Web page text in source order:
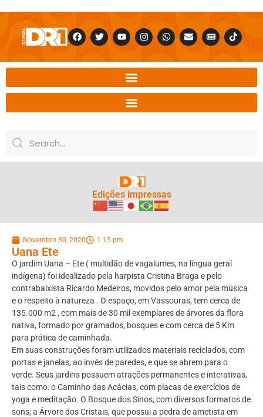
Edições impressas
Novembro 30, 2020 1:15 pm
Uana Ete
O jardim Uana – Ete ( multidão de vagalumes, na língua geral
indígena) foi idealizado pela harpista Cristina Braga e pelo
contrabaixista Ricardo Medeiros, movidos pelo amor pela música
e o respeito à natureza . O espaço, em Vassouras, tem cerca de
135.000 m2 , com mais de 30 mil exemplares de árvores da flora
nativa, formado por gramados, bosques e com cerca de 5 Km
para prática de caminhada.
Em suas construções foram utilizados materiais reciclados, com
portas e janelas, ao invés de paredes, e que se abrem para o
verde. Seus jardins possuem atrações permanentes e interativas,
tais como: o Caminho das Acácias, com placas de exercícios de
yoga e meditação. O Bosque dos Sinos, com diversos formatos de
sons; a Árvore dos Cristais, que possui a pedra de ametista em